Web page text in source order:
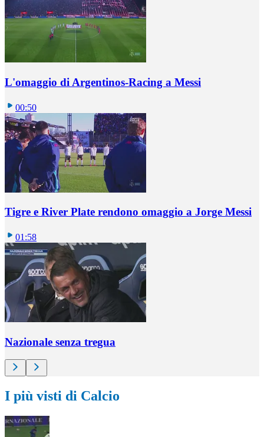
L'omaggio di Argentinos-Racing a Messi
00:50
Tigre e River Plate rendono omaggio a Jorge Messi
01:58
Nazionale senza tregua
I più visti di Calcio